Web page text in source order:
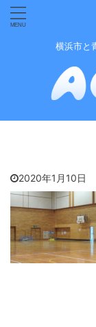
横浜市と
2020年1月10日